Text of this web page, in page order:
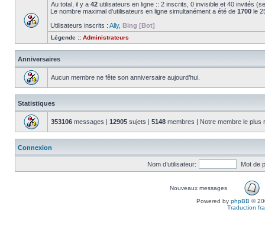
Au total, il y a 42 utilisateurs en ligne :: 2 inscrits, 0 invisible et 40 invités
Le nombre maximal d’utilisateurs en ligne simultanément a été de 1700 le
Utilisateurs inscrits : Ally, Bing [Bot]
Légende :: Administrateurs
Anniversaires
Aucun membre ne fête son anniversaire aujourd’hui.
Statistiques
353106 messages | 12905 sujets | 5148 membres | Notre membre le plus
Connexion
Nom d’utilisateur: Mot de
Nouveaux messages
Powered by phpBB ©
Traduction